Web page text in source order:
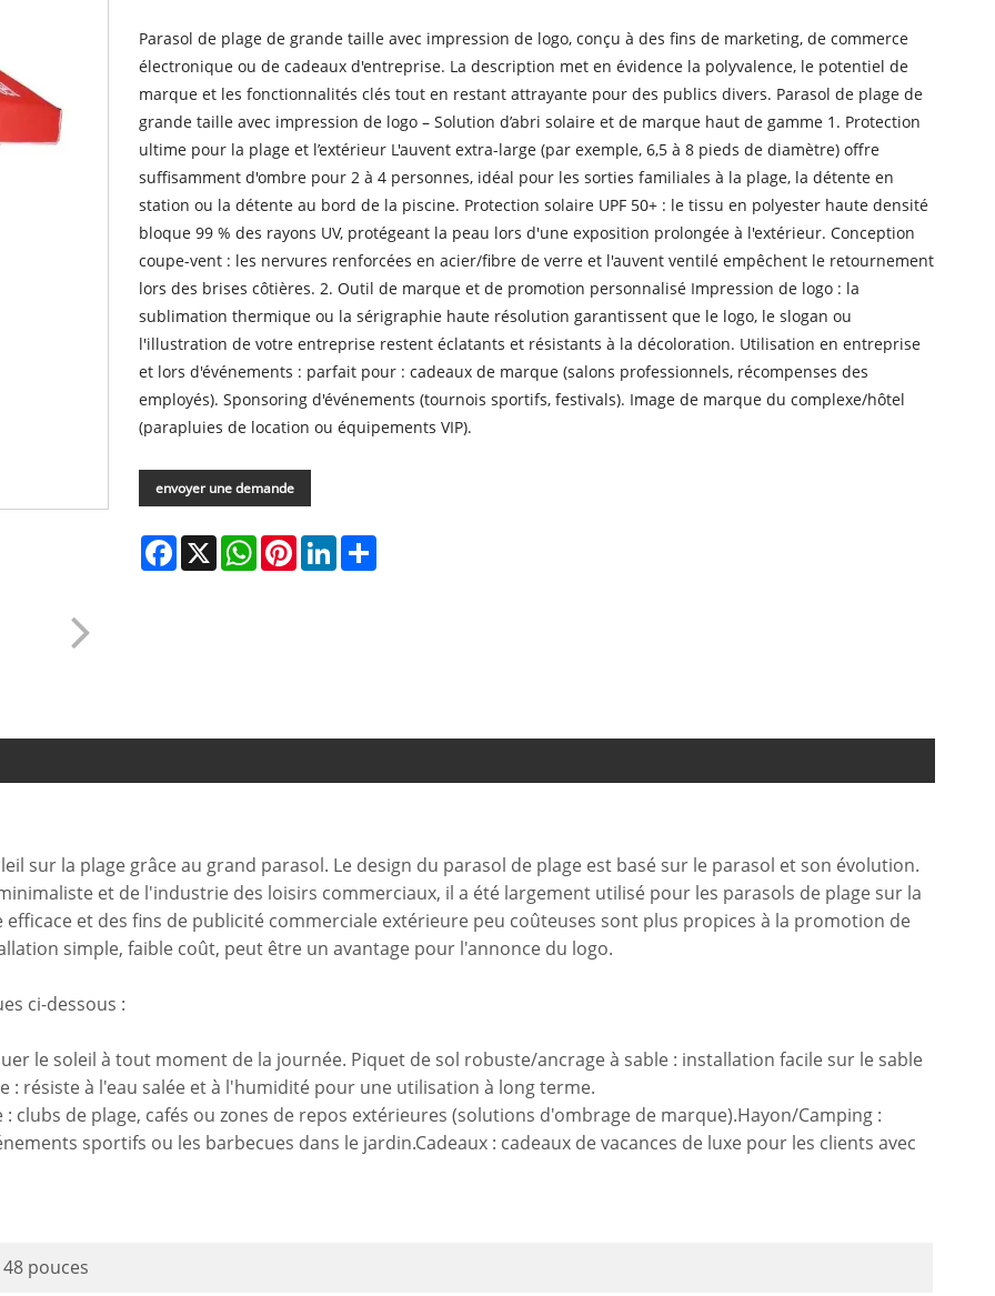
Parasol de plage de grande taille avec impression de logo, conçu à des fins de marketing, de commerce
électronique ou de cadeaux d'entreprise. La description met en évidence la polyvalence, le potentiel de
marque et les fonctionnalités clés tout en restant attrayante pour des publics divers. Parasol de plage de
grande taille avec impression de logo – Solution d’abri solaire et de marque haut de gamme 1. Protection
ultime pour la plage et l’extérieur L'auvent extra-large (par exemple, 6,5 à 8 pieds de diamètre) offre
suffisamment d'ombre pour 2 à 4 personnes, idéal pour les sorties familiales à la plage, la détente en
station ou la détente au bord de la piscine. Protection solaire UPF 50+ : le tissu en polyester haute densité
bloque 99 % des rayons UV, protégeant la peau lors d'une exposition prolongée à l'extérieur. Conception
coupe-vent : les nervures renforcées en acier/fibre de verre et l'auvent ventilé empêchent le retournement
lors des brises côtières. 2. Outil de marque et de promotion personnalisé Impression de logo : la
sublimation thermique ou la sérigraphie haute résolution garantissent que le logo, le slogan ou
l'illustration de votre entreprise restent éclatants et résistants à la décoloration. Utilisation en entreprise
et lors d'événements : parfait pour : cadeaux de marque (salons professionnels, récompenses des
employés). Sponsoring d'événements (tournois sportifs, festivals). Image de marque du complexe/hôtel
(parapluies de location ou équipements VIP).
envoyer une demande
Facebook
X WhatsApp
PinterestLinkedIn
sur la plage grâce au grand parasol. Le design du parasol de plage est basé sur le parasol et son évolution.
et de l'industrie des loisirs commerciaux, il a été largement utilisé pour les parasols de plage sur la
et des fins de publicité commerciale extérieure peu coûteuses sont plus propices à la promotion de
simple, faible coût, peut être un avantage pour l'annonce du logo.
ci-dessous :
le soleil à tout moment de la journée. Piquet de sol robuste/ancrage à sable : installation facile sur le sable
: résiste à l'eau salée et à l'humidité pour une utilisation à long terme.
de plage, cafés ou zones de repos extérieures (solutions d'ombrage de marque).Hayon/Camping :
sportifs ou les barbecues dans le jardin.Cadeaux : cadeaux de vacances de luxe pour les clients avec
pouces